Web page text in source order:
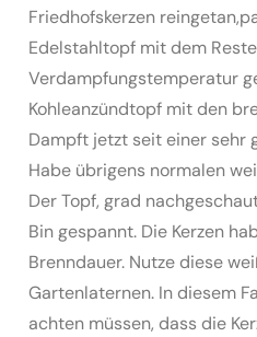
Friedhofskerzen
Edelstahltopf mit dem
Verdampfungstemperatur
Kohleanzündtopf mit den
Dampft jetzt seit einer sehr
Habe übrigens normalen
Der Topf, grad
Bin gespannt. Die Kerzen
Brenndauer. Nutze diese
Gartenlaternen. In diesem
achten müssen, dass die